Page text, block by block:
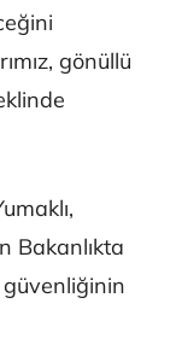
gönüllü
Bakanlıkta
güvenliğinin